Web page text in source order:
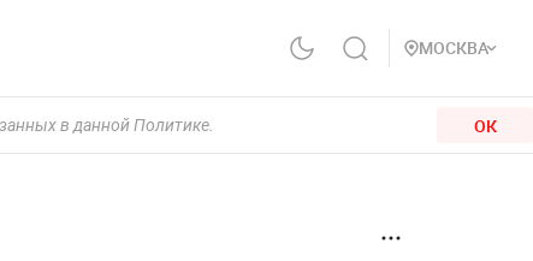
МОСКВА
в данной Политике. ОК